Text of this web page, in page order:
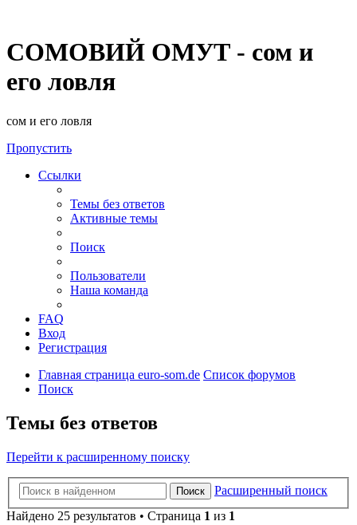
СОМОВИЙ ОМУТ - сом и
его ловля
сом и его ловля
Пропустить
Ссылки
Темы без ответов
Активные темы
Поиск
Пользователи
Наша команда
FAQ
Вход
Регистрация
Главная страница euro-som.de Список форумов
Поиск
Темы без ответов
Перейти к расширенному поиску
Поиск
Расширенный поиск
Найдено 25 результатов • Страница 1 из 1